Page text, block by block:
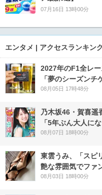
07月16日 13時00分
エンタメ | アクセスランキン
2027年のF1全レ
「夢のシーズンチ
08月05日 17時48分
乃木坂46・賀喜遥
「5年ぶん大人に
08月07日 18時00分
東雲うみ、「スピ
艶な雰囲気でファ
08月03日 18時00分